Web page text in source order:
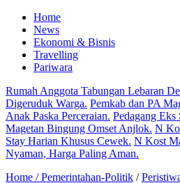
Home
News
Ekonomi & Bisnis
Travelling
Pariwara
Rumah Anggota Tabungan Lebaran
Digeruduk Warga. Pemkab dan PA
Anak Paska Perceraian. Pedagang Eks
Magetan Bingung Omset Anjlok. N
Stay Harian Khusus Cewek. N Kost
Nyaman, Harga Paling Aman.
Home /Pemerintahan-Politik /